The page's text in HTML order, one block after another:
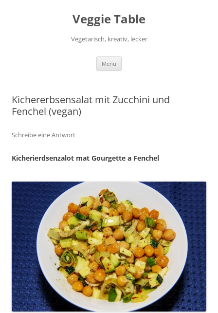
Veggie Table
Vegetarisch, kreativ, lecker
Menü
Kichererbsensalat mit Zucchini und
Fenchel (vegan)
Schreibe eine Antwort
Kicherierdsenzalot mat Gourgette a Fenchel